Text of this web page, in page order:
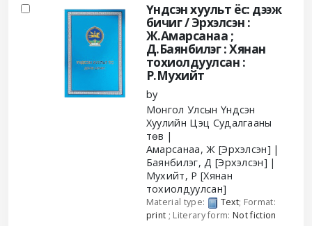
Үндсэн хуульт ёс: дээж
бичиг /Эрхэлсэн :
Ж.Амарсанаа ;
Д.Баянбилэг : Хянан
тохиолдуулсан :
Р.Мухийт
by
Монгол Улсын Үндсэн
Хуулийн Цэц Судалгааны
төв
Амарсанаа, Ж [Эрхэлсэн]
Баянбилэг, Д [Эрхэлсэн]
Мухийт, Р [Хянан
тохиолдуулсан]
Material type: Text; Format:
print ; Literary form:Not fiction